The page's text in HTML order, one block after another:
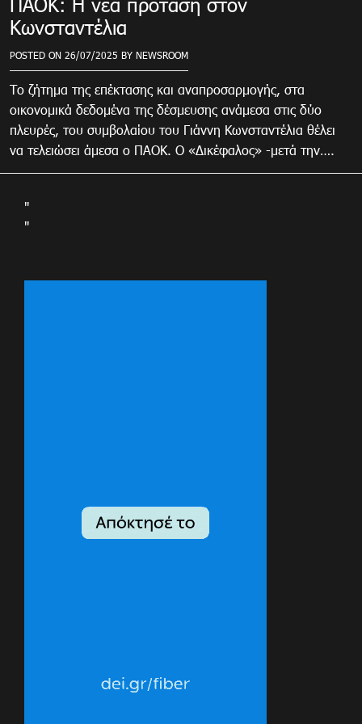
Κωνσταντέλια
POSTED ON 26/07/2025 BY NEWSROOM
Το ζήτημα της επέκτασης και αναπροσαρμογής, στα
οικονομικά δεδομένα της δέσμευσης ανάμεσα στις δύο
πλευρές, του συμβολαίου του Γιάννη Κωνσταντέλια θέλει
να τελειώσει άμεσα ο ΠΑΟΚ. Ο «Δικέφαλος» -μετά την….
"
"